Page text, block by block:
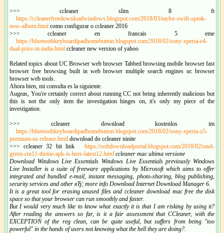
>>> ccleaner slim 8 ft
https://ccleanerfreedownloadwindows.blogspot.com/2018/03/taylor-swift-speak-
now-album.htmlcomo configurar o ccleaner 2016
>>> ccleaner en francais 5 eme
https://bluetoothkeyboardipadhomebutton.blogspot.com/2018/02/sony-xperia-e4-
dual-price-in-india.htmlccleaner new version of yahoo
Related topics about UC Browser web browser Tabbed browsing mobile browser fast
browser free browsing built in web browser multiple search engines uc browser
browser web tools.
Ahora bien, mi consulta es la siguiente.
Augeas, You're certainly correct about running CC not being inherently malicious but
this is not the only item the investigation hinges on, it's only my piece of the
investigation.
>>> ccleaner download kostenlos im
https://bluetoothkeyboardipadhomebutton.blogspot.com/2018/02/sony-xperia-z5-
premium-us-release.htmldownload do ccleaner ninite
>>> ccleaner 32 bit link
https://softdownloadportal.blogspot.com/2018/02/onel-
green-cm11-theme-apk-is-here-latest12.htmlccleaner mac ultima versione
Download Windows Live Essentials Windows Live Essentials previously Windows
Live Installer is a suite of freeware applications by Microsoft which aims to offer
integrated and bundled e-mail, instant messaging, photo-sharing, blog publishing,
security services and other вЂ¦ more info Download Internet Download Manager 6.
It is a great tool for erasing unused files and ccleaner download mac free the disk
space so that your browser can run smoothly and faster.
But I would very much like to know what exactly it is that I am risking by using it?
After reading the answers so far, is it a fair assessment that CCleaner, with the
EXCEPTION of the reg clean, can be quite useful, but suffers from being "too
powerful" in the hands of users not knowing what the hell they are doing?.